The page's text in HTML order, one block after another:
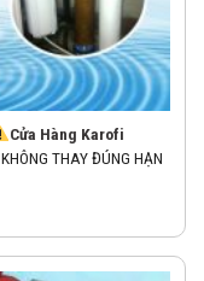
Cửa Hàng Karofi
KHÔNG THAY ĐÚNG HẠN